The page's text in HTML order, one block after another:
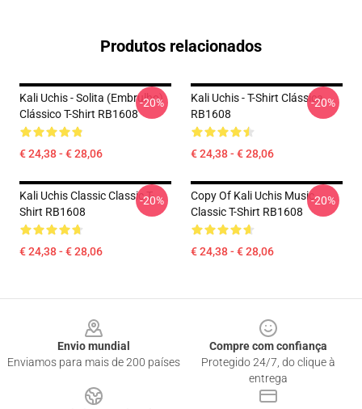
Produtos relacionados
Kali Uchis - Solita (embrulho)
Clássico T-Shirt RB1608
€ 24,38 - € 28,06
-20%
Kali Uchis - T-Shirt Clássica
RB1608
€ 24,38 - € 28,06
-20%
Kali Uchis Classic Classic T-
Shirt RB1608
€ 24,38 - € 28,06
-20%
Copy Of Kali Uchis Music
Classic T-Shirt RB1608
€ 24,38 - € 28,06
-20%
Envio mundial
Enviamos para mais de 200 países
Compre com confiança
Protegido 24/7, do clique à
entrega